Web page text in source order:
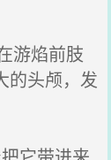
游焰前肢
的头颅，发